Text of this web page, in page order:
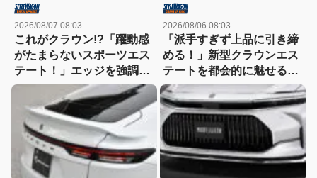
2026/08/07 08:03
これがクラウン!?「躍動感
がたまらないスポーツエス
テート！」エッジを強調し
たエアロに22インチホイー
ルで武装
2026/08/06 08:03
「派手すぎず上品に引き締
める！」新型クラウンエス
テートを都会的に魅せる、
モデリスタのディーラーで
買える流麗スタイル